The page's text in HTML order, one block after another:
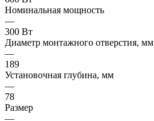
Номинальная мощность
—
300 Вт
Диаметр монтажного отверстия, мм
—
189
Установочная глубина, мм
—
78
Размер
—